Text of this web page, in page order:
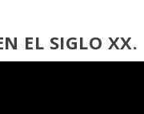
EL SIGLO XX.